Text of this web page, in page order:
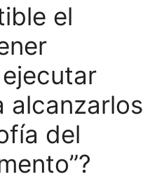
el
alcanzarlos
del